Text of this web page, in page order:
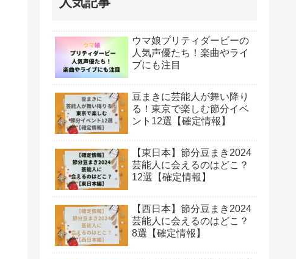
ウマ娘プリティダービーの
人気声優たち！楽曲やライ
ブにも注目
豆まきに芸能人が舞い降り
る！東京で楽しむ節分イベ
ント12選【確定情報】
【東日本】節分豆まき2024
芸能人に会えるのはどこ？
12選【確定情報】
【西日本】節分豆まき2024
芸能人に会えるのはどこ？
8選【確定情報】